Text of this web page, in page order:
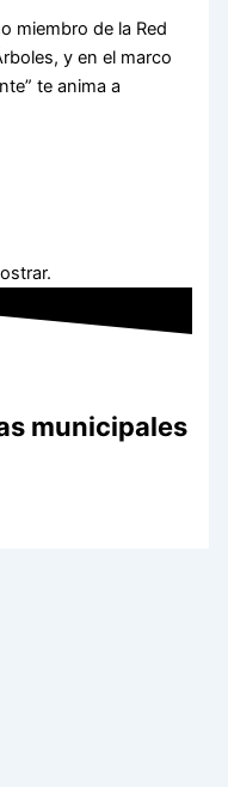
miembro de la Red
y en el marco
te anima a
municipales